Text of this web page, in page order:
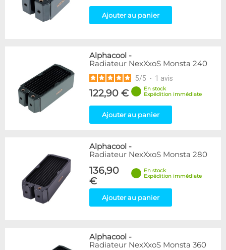
Ajouter au panier
Alphacool -
Radiateur NexXxoS Monsta 240
5/5 - 1 avis
122,90 €
En stock
Expédition immédiate
Ajouter au panier
Alphacool -
Radiateur NexXxoS Monsta 280
136,90
€
En stock
Expédition immédiate
Ajouter au panier
Alphacool -
Radiateur NexXxoS Monsta 360